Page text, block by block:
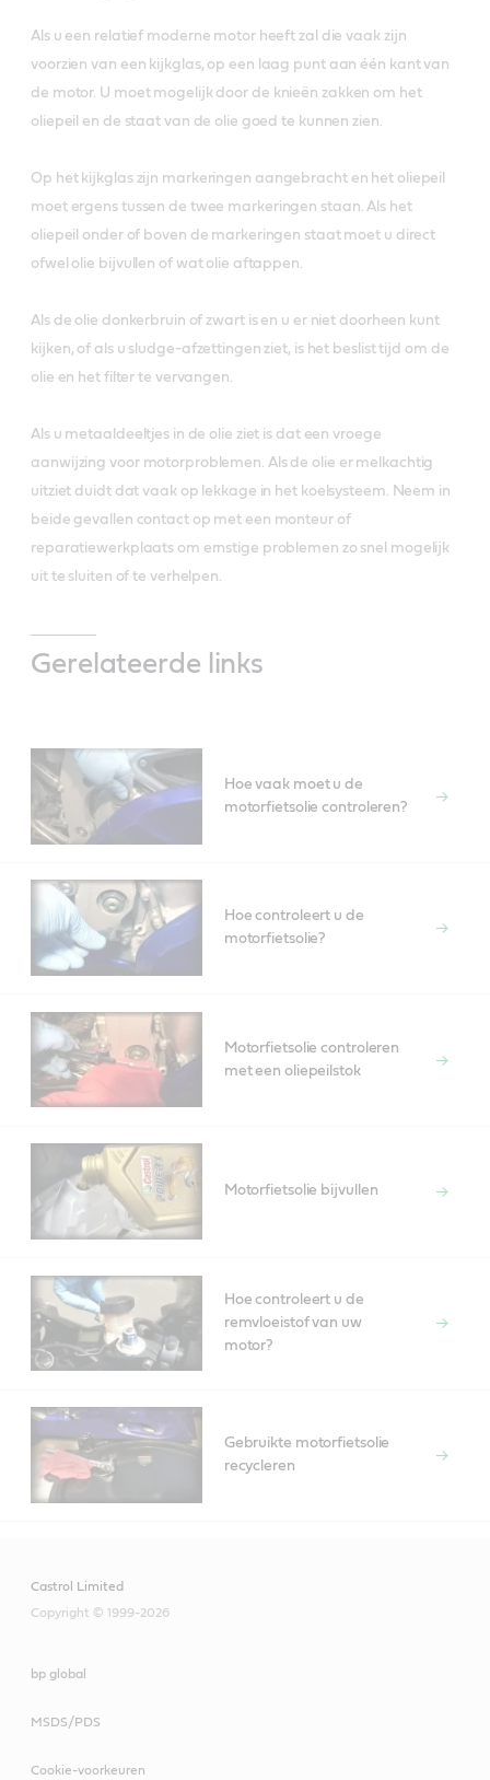
Als u een relatief moderne motor heeft zal die vaak zijn
voorzien van een kijkglas, op een laag punt aan één kant van
de motor. U moet mogelijk door de knieën zakken om het
oliepeil en de staat van de olie goed te kunnen zien.
Op het kijkglas zijn markeringen aangebracht en het oliepeil
moet ergens tussen de twee markeringen staan. Als het
oliepeil onder of boven de markeringen staat moet u direct
ofwel olie bijvullen of wat olie aftappen.
Als de olie donkerbruin of zwart is en u er niet doorheen kunt
kijken, of als u sludge-afzettingen ziet, is het beslist tijd om de
olie en het filter te vervangen.
Als u metaaldeeltjes in de olie ziet is dat een vroege
aanwijzing voor motorproblemen. Als de olie er melkachtig
uitziet duidt dat vaak op lekkage in het koelsysteem. Neem in
beide gevallen contact op met een monteur of
reparatiewerkplaats om ernstige problemen zo snel mogelijk
uit te sluiten of te verhelpen.
Gerelateerde links
Hoe vaak moet u de
motorfietsolie controleren?
Hoe controleert u de
motorfietsolie?
Motorfietsolie controleren
met een oliepeilstok
Motorfietsolie bijvullen
Hoe controleert u de
remvloeistof van uw
motor?
Gebruikte motorfietsolie
recycleren
Castrol Limited
Copyright © 1999-2026
bp global
MSDS/PDS
Cookie-voorkeuren